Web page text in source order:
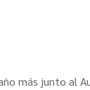
más junto al